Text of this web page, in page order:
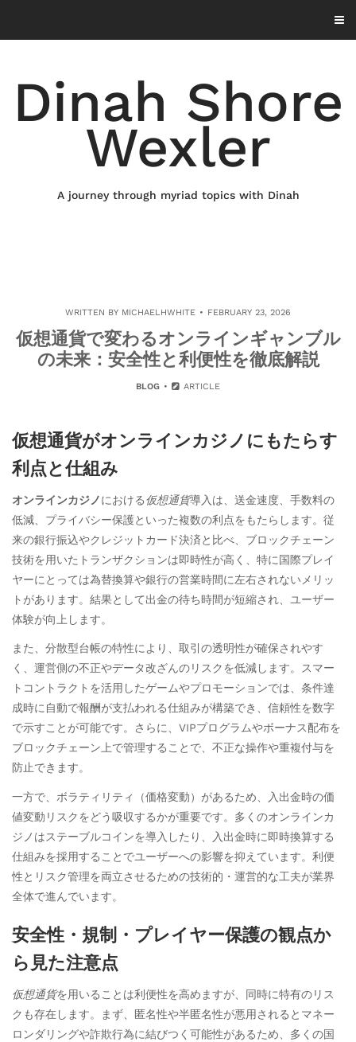
content
Dinah Shore
Wexler
A journey through myriad topics with Dinah
WRITTEN BY MICHAELHWHITE FEBRUARY 23, 2026
仮想通貨で変わるオンラインギャンブル
の未来：安全性と利便性を徹底解説
BLOG ARTICLE
仮想通貨がオンラインカジノにもたらす
利点と仕組み
オンラインカジノにおける仮想通貨導入は、送金速度、手数料の
低減、プライバシー保護といった複数の利点をもたらします。従
来の銀行振込やクレジットカード決済と比べ、ブロックチェーン
技術を用いたトランザクションは即時性が高く、特に国際プレイ
ヤーにとっては為替換算や銀行の営業時間に左右されないメリッ
トがあります。結果として出金の待ち時間が短縮され、ユーザー
体験が向上します。
また、分散型台帳の特性により、取引の透明性が確保されやす
く、運営側の不正やデータ改ざんのリスクを低減します。スマー
トコントラクトを活用したゲームやプロモーションでは、条件達
成時に自動で報酬が支払われる仕組みが構築でき、信頼性を数字
で示すことが可能です。さらに、VIPプログラムやボーナス配布を
ブロックチェーン上で管理することで、不正な操作や重複付与を
防止できます。
一方で、ボラティリティ（価格変動）があるため、入出金時の価
値変動リスクをどう吸収するかが重要です。多くのオンラインカ
ジノはステーブルコインを導入したり、入出金時に即時換算する
仕組みを採用することでユーザーへの影響を抑えています。利便
性とリスク管理を両立させるための技術的・運営的な工夫が業界
全体で進んでいます。
安全性・規制・プレイヤー保護の観点か
ら見た注意点
仮想通貨を用いることは利便性を高めますが、同時に特有のリス
クも存在します。まず、匿名性や半匿名性が悪用されるとマネー
ロンダリングや詐欺行為に結びつく可能性があるため、多くの国